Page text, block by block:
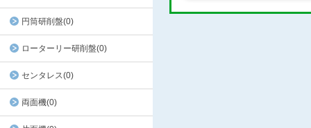
円筒研削盤(0)
ローターリー研削盤(0)
センタレス(0)
両面機(0)